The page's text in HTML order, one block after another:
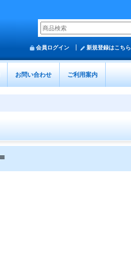
会員ログイン 新規登録はこちら
お問い合わせ ご利用案内